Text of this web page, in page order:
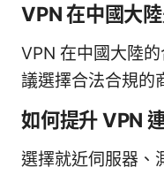
VPN 在中國大
VPN 在中國大陸
議選擇合法合規的
如何提升 VPN
選擇就近伺服器、